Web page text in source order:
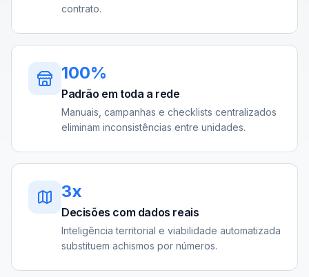
contrato.
100%
Padrão em toda a rede
Manuais, campanhas e checklists centralizados
eliminam inconsistências entre unidades.
3x
Decisões com dados reais
Inteligência territorial e viabilidade automatizada
substituem achismos por números.